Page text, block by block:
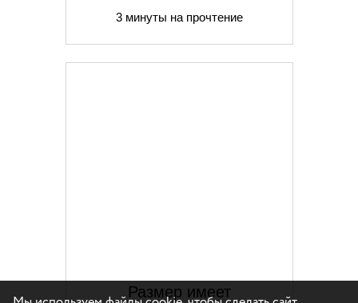
3 минуты на прочтение
Размер имеет